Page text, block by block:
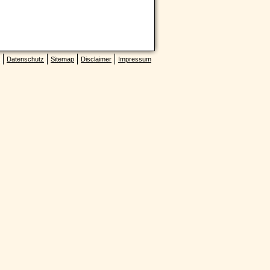
Impressum
Disclaimer
Sitemap
Datenschutz